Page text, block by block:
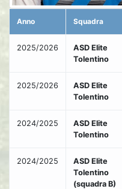
Anno Squadra
2025/2026
ASD Elite
Tolentino
2025/2026
ASD Elite
Tolentino
2024/2025
ASD Elite
Tolentino
2024/2025
ASD Elite
Tolentino
(squadra B)